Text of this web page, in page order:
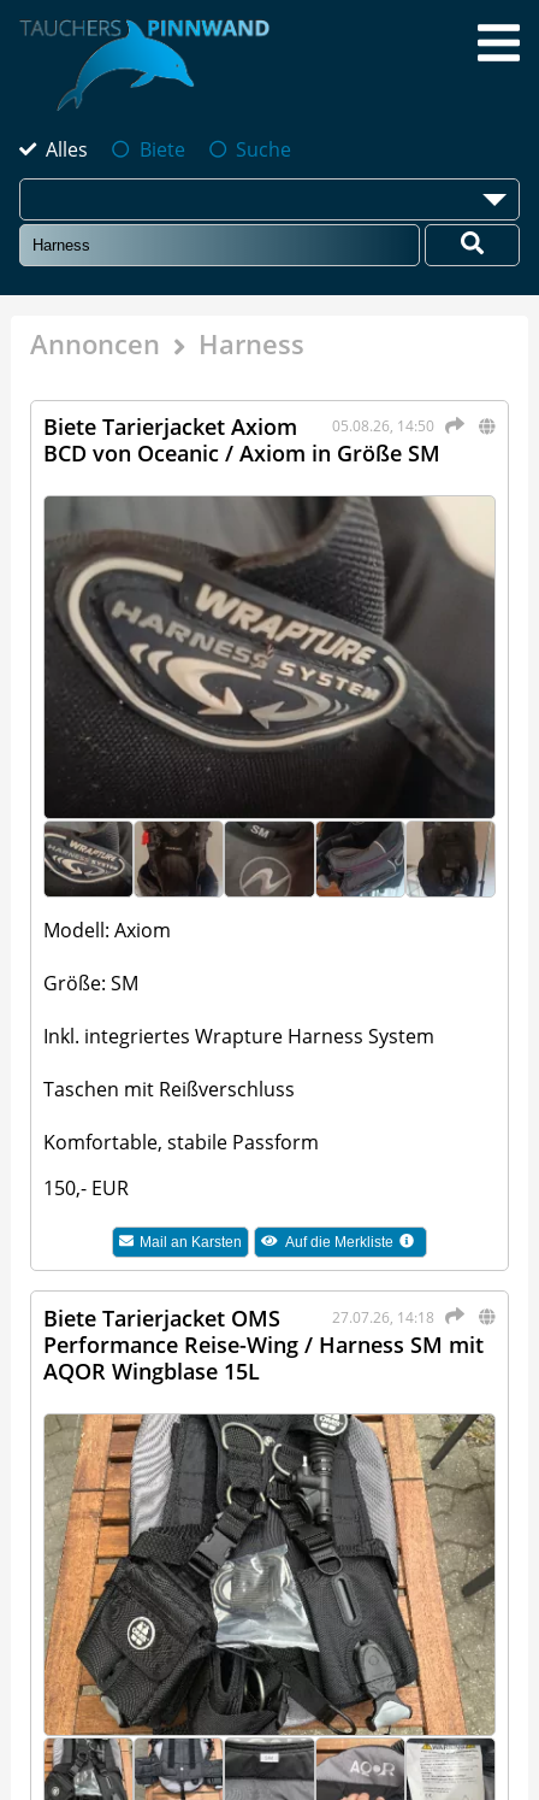
Alles Biete Suche
Annoncen Harness
05.08.26, 14:50
Biete Tarierjacket Axiom
BCD von Oceanic / Axiom in Größe SM
Modell: Axiom
Größe: SM
Inkl. integriertes Wrapture Harness System
Taschen mit Reißverschluss
Komfortable, stabile Passform
150,- EUR
Mail an Karsten Auf die Merkliste
27.07.26, 14:18
Biete Tarierjacket OMS
Performance Reise-Wing / Harness SM mit
AQOR Wingblase 15L